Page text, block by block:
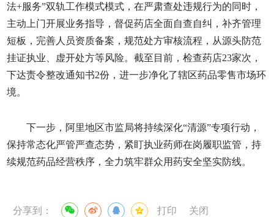
法+服务”双轨工作模式模式，在严肃查处违规行为的同时，
主动上门开展业务指导，督促药店全面自查自纠，补齐管理
短板，完善人员资质备案，规范处方审核流程，从源头防范
挂证执业、虚开处方等风险。截至目前，检查药店23家次，
下达责令整改通知书2份，进一步净化了辖区药品零售市场环
境。
下一步，阿里地区市监局将持续深化“清源”专项行动，
保持常态化严管严查态势，紧盯执业药师在岗履职监管，持
续规范药品经营秩序，全力筑牢群众用药安全坚实防线。
分享到： 打印 关闭